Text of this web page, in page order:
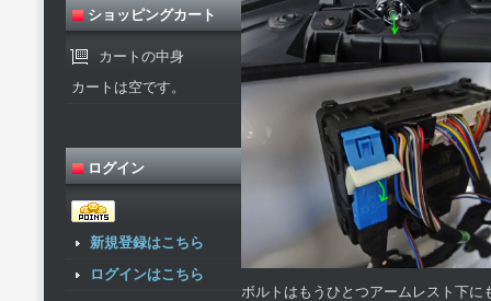
ショッピングカート
カートの中身
カートは空です。
ログイン
新規登録はこちら
ログインはこちら
ボルトはもうひとつアームレスト下